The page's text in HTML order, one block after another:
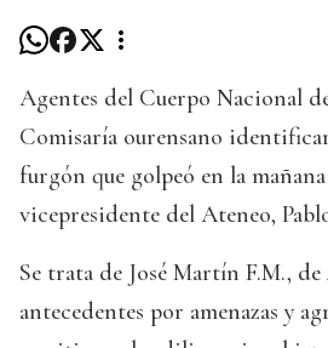
Agentes del Cuerpo Nacional
Comisaría ourensano
furgón que golpeó en la
vicepresidente del Ateneo,
Se trata de José Martín F.M.,
antecedentes por amenazas y